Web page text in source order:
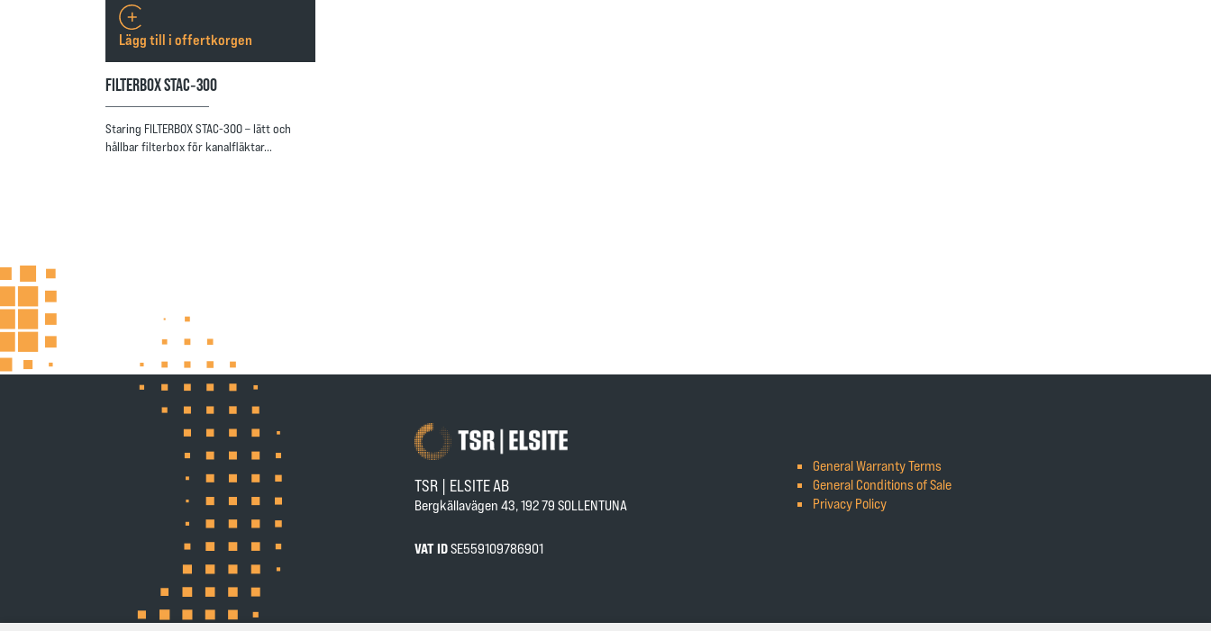
FILTERBOX STAC‑300
Staring FILTERBOX STAC-300 – lätt och
hållbar filterbox för kanalfläktar…
Lägg till i offertkorgen
TSR | ELSITE AB
Bergkällavägen 43, 192 79 SOLLENTUNA
VAT IDSE559109786901
General Warranty Terms
General Conditions of Sale
Privacy Policy